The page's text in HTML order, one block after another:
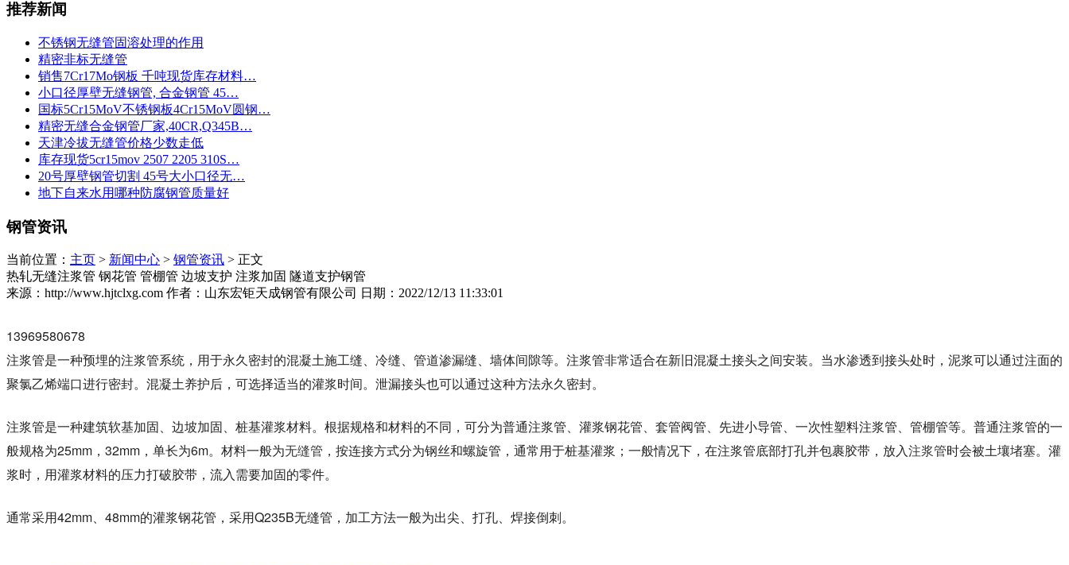
推荐新闻
不锈钢无缝管固溶处理的作用
精密非标无缝管
销售7Cr17Mo钢板 千吨现货库存材料…
小口径厚壁无缝钢管, 合金钢管 45…
国标5Cr15MoV不锈钢板4Cr15MoV圆钢…
精密无缝合金钢管厂家,40CR,Q345B…
天津冷拔无缝管价格少数走低
库存现货5cr15mov 2507 2205 310S…
20号厚壁钢管切割 45号大小口径无…
地下自来水用哪种防腐钢管质量好
钢管资讯
当前位置： 主页 > 新闻中心 > 钢管资讯 > 正文
热轧无缝注浆管 钢花管 管棚管 边坡支护 注浆加固 隧道支护钢管
来源：http://www.hjtclxg.com 作者：山东宏钜天成钢管有限公司 日期：2022/12/13 11:33:01
13969580678
注浆管是一种预埋的注浆管系统，用于永久密封的混凝土施工缝、冷缝、管道渗漏缝、墙体间隙等。注浆管非常适合在新旧混凝土接头之间安装。当水渗透到接头处时，泥浆可以通过注面的
聚氯乙烯端口进行密封。混凝土养护后，可选择适当的灌浆时间。泄漏接头也可以通过这种方法永久密封。
注浆管是一种建筑软基加固、边坡加固、桩基灌浆材料。根据规格和材料的不同，可分为普通注浆管、灌浆钢花管、套管阀管、先进小导管、一次性塑料注浆管、管棚管等。普通注浆管的一
般规格为25mm，32mm，单长为6m。材料一般为无缝管 ，按连接方式分为钢丝和螺旋管，通常用于桩基灌浆；一般情况下，在注浆管底部打孔并包裹胶带，放入注浆管时会被土壤堵塞。灌
浆时，用灌浆材料的压力打破胶带，流入需要加固的零件。
通常采用42mm、48mm的灌浆钢花管，采用Q235B无缝管，加工方法一般为出尖、打孔、焊接倒刺。